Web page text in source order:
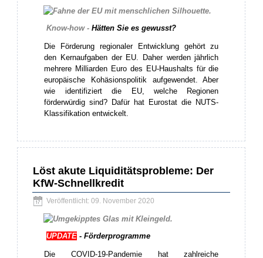
Know-how - Hätten Sie es gewusst?
Die Förderung regionaler Entwicklung gehört zu
den Kernaufgaben der EU. Daher werden jährlich
mehrere Milliarden Euro des EU-Haushalts für die
europäische Kohäsionspolitik aufgewendet. Aber
wie identifiziert die EU, welche Regionen
förderwürdig sind? Dafür hat Eurostat die NUTS-
Klassifikation entwickelt.
Löst akute Liquiditätsprobleme: Der
KfW-Schnellkredit
Veröffentlicht: 09. November 2020
UPDATE - Förderprogramme
Die COVID-19-Pandemie hat zahlreiche